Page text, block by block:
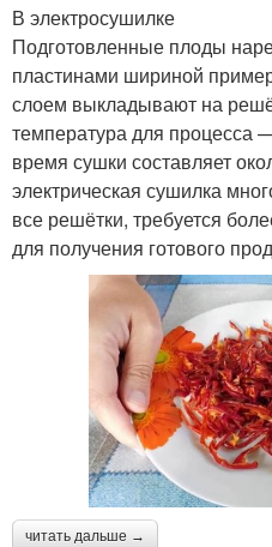
В электросушилке
Подготовленные плоды
пластинами шириной
слоем выкладывают на
температура для процесса
время сушки составляет
электрическая сушилка
все решётки, требуется
для получения готового
читать дальше →